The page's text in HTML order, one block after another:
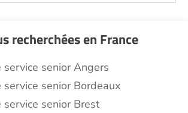
recherchées en France
service senior Angers
service senior Bordeaux
service senior Brest